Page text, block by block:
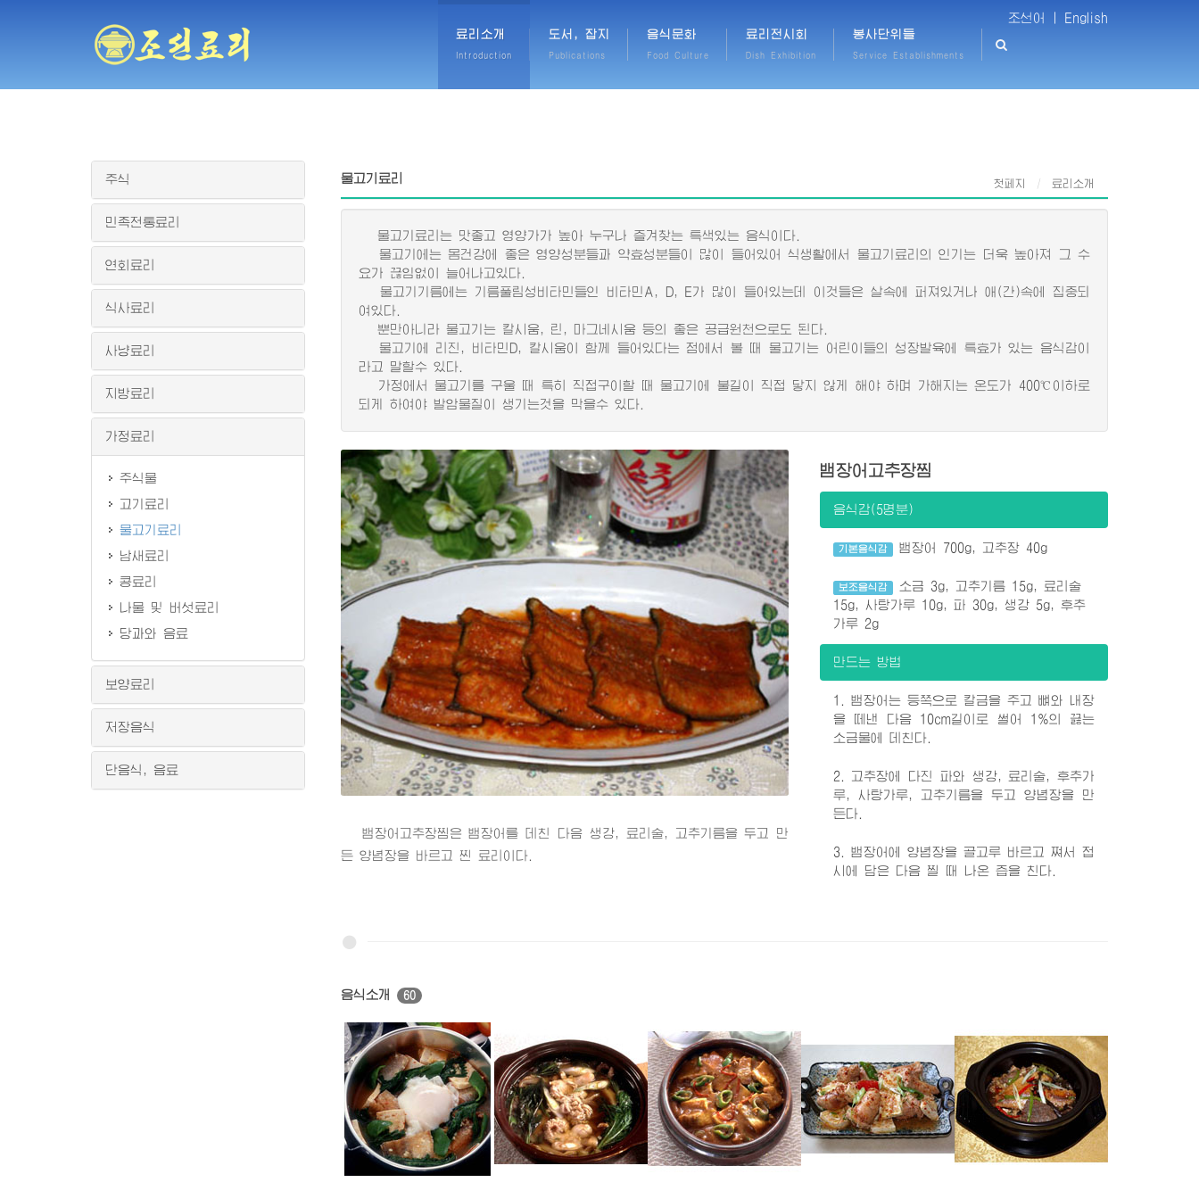
조선어 | English
료리소개
Introduction
도서, 잡지
Publications
음식문화
Food Culture
료리전시회
Dish Exhibition
봉사단위들
Service Establishments
물고기료리 첫페지 료리소개
물고기료리는 맛좋고 영양가가 높아 누구나 즐겨찾는 특색있는 음식이다.
물고기에는 몸건강에 좋은 영양성분들과 약효성분들이 많이 들어있어 식생활에서 물고기료리의 인기는 더욱 높아져 그 수
요가 끊임없이 늘어나고있다.
물고기기름에는 기름풀림성비타민들인 비타민A, D, E가 많이 들어있는데 이것들은 살속에 퍼져있거나 애(간)속에 집중되
여있다.
뿐만아니라 물고기는 칼시움, 린, 마그네시움 등의 좋은 공급원천으로도 된다.
물고기에 리진, 비타민D, 칼시움이 함께 들어있다는 점에서 볼 때 물고기는 어린이들의 성장발육에 특효가 있는 음식감이
라고 말할수 있다.
가정에서 물고기를 구울 때 특히 직접구이할 때 물고기에 불길이 직접 닿지 않게 해야 하며 가해지는 온도가 400℃이하로
되게 하여야 발암물질이 생기는것을 막을수 있다.
뱀장어고추장찜은 뱀장어를 데친 다음 생강, 료리술, 고추기름을 두고 만
든 양념장을 바르고 찐 료리이다.
뱀장어고추장찜
음식감(5명분)
기본음식감 뱀장어 700g, 고추장 40g
보조음식감
소금 3g, 고추기름 15g, 료리술
15g, 사탕가루 10g, 파 30g, 생강 5g, 후추
가루 2g
만드는 방법
1. 뱀장어는 등쪽으로 칼금을 주고 뼈와 내장
을 떼낸 다음 10cm길이로 썰어 1%의 끓는
소금물에 데친다.
2. 고추장에 다진 파와 생강, 료리술, 후추가
루, 사탕가루, 고추기름을 두고 양념장을 만
든다.
3. 뱀장어에 양념장을 골고루 바르고 쪄서 접
시에 담은 다음 찔 때 나온 즙을 친다.
음식소개 60
주식
민족전통료리
연회료리
식사료리
사냥료리
지방료리
가정료리
주식물
고기료리
물고기료리
남새료리
콩료리
나물 및 버섯료리
당과와 음료
보양료리
저장음식
단음식, 음료